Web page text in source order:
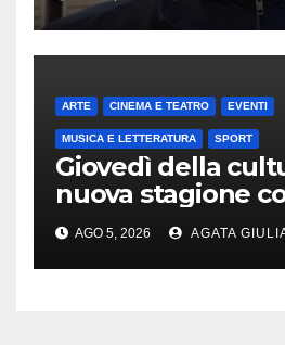
e Italia con Usa”
ARTE CINEMA E TEATRO EVENTI
MUSICA E LETTERATURA SPORT
Giovedì della
nuova stagione
appuntamenti da
maggio
AGO 5, 2026 AGATA